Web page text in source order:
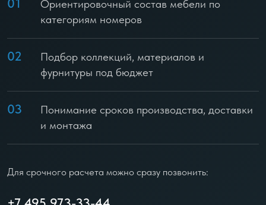
Ориентировочный состав мебели по
категориям номеров
02
Подбор коллекций, материалов и
фурнитуры под бюджет
03
Понимание сроков производства, доставки
и монтажа
Для срочного расчета можно сразу позвонить: